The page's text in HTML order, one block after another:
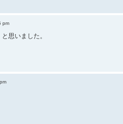
pm
思いました。